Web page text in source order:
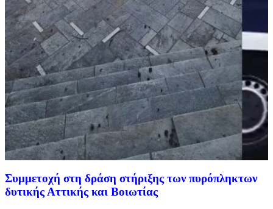
Συμμετοχή στη δράση στήριξης των πυρόπληκτων
δυτικής Αττικής και Βοιωτίας